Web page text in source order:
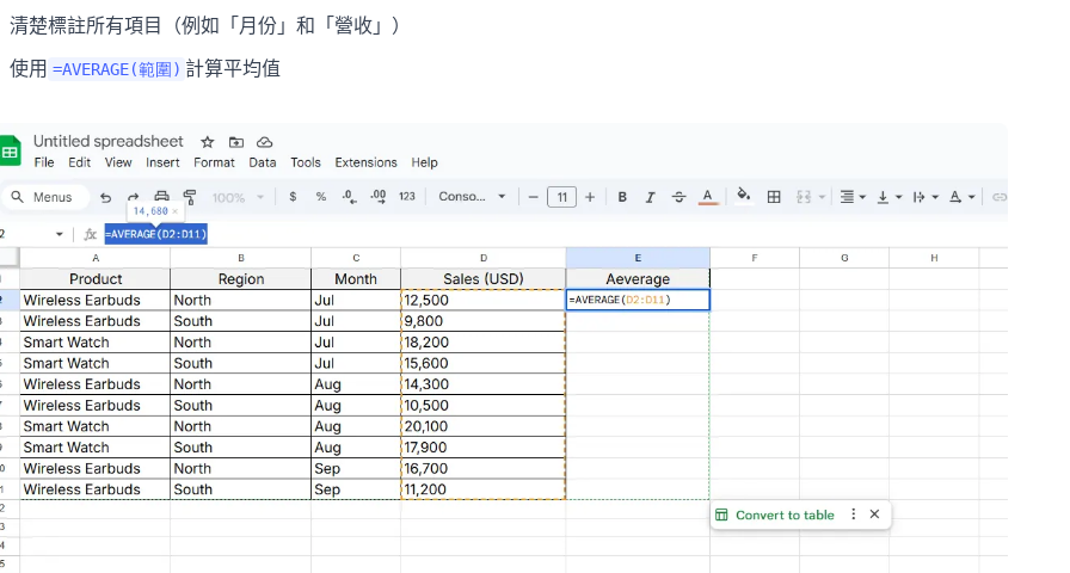
清楚標註所有項目（例如「月份」和「營收」）
使用 =AVERAGE(範圍) 計算平均值